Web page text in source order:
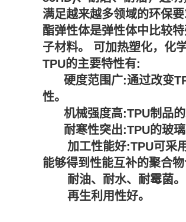
满足越来越多领域的环保
酯弹性体是弹性体中比较
子材料。 可加热塑化，化
TPU的主要特性有:
硬度范围广:通过改变
性。
机械强度高:TPU制品的
耐寒性突出:TPU的玻璃
加工性能好:TPU可采用
能够得到性能互补的聚合物
耐油、耐水、耐霉菌。
再生利用性好。